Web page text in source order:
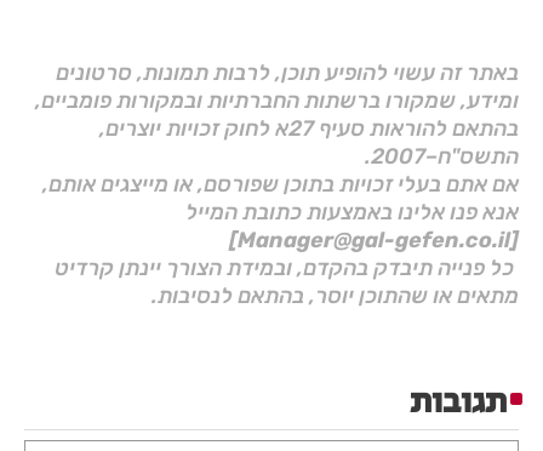
באתר זה עשוי להופיע תוכן, לרבות תמונות, סרטונים
ומידע, שמקורו ברשתות החברתיות ובמקורות פומביים,
בהתאם להוראות סעיף 27א לחוק זכויות יוצרים,
התשס"ח–2007.
אם אתם בעלי זכויות בתוכן שפורסם, או מייצגים אותם,
אנא פנו אלינו באמצעות כתובת המייל
[Manager@gal-gefen.co.il]
כל פנייה תיבדק בהקדם, ובמידת הצורך יינתן קרדיט
מתאים או שהתוכן יוסר, בהתאם לנסיבות.
תגובות